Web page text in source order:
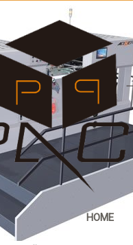
HOME